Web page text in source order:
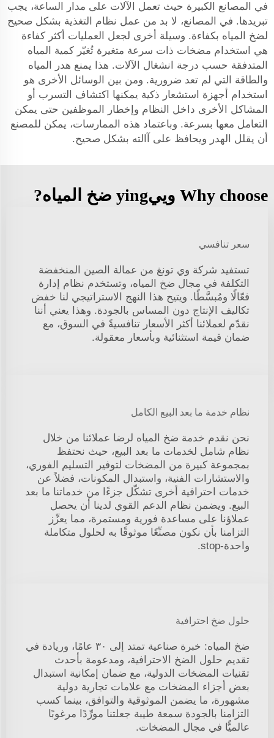
في المصانع الكبيرة حيث تعمل الآلات على مدار الساعة، يجب
تبريدها. في المصانع، لا بد من عمل نظام التغذية بشكل صحيح
لضخ المياه بكفاءة. وسيلة أخرى لجعل العمليات أكثر كفاءة
هي استخدام مضخات ذات سرعة متغيرة تُغيّر كمية المياه
المتدفقة حسب درجة انشغال الآلات. هذا يمنع هدر المياه
والطاقة التي لم تعد ضرورية. ومن بين الوسائل الأخرى هو
استخدام أجهزة استشعار ذكية يمكنها اكتشاف التسرب أو
المشاكل الأخرى داخل النظام وإخطار الموظفين حتى يمكن
التعامل معها بسرعة. وباعتماد هذه الممارسات، يمكن للمصنع
أن يقلل الهدر ويحافظ على آالته بشكل صحيح.
Why choose وييying ضخ المياه?
سعر تنافسي
تستفيد شركة وي تونغ من عمالة الصين المنخفضة
التكلفة في مجال ضخ المياه، وتستخدم نظام إدارة
فعّالًا ومُبسَّطًا. ويتيح هذا النهج الاستراتيجي لنا خفض
تكاليف الإنتاج دون المساس بالجودة. وهذا يعني أننا
نقدّم لعملائنا أكثر الأسعار تنافسيةً في السوق، مع
ضمان قيمة استثنائية وبأسعار معقولة.
نظام خدمة ما بعد البيع الكامل
نحن نقدم خدمة ضخ المياه لرضا عملائنا من خلال
نظام شامل لخدمات ما بعد البيع، حيث نحتفظ
بمجموعة كبيرة من المضخات لتوفير التسليم الفوري،
والاستشارات الفنية، واستبدال المكونات، فضلاً عن
خدمات احترافية أخرى تشكّل جزءًا من خدماتنا ما بعد
البيع. ويضمن نظام الدعم القوي لدينا أن يحصل
عملاؤنا على مساعدة فورية ومستمرة، مما يعزِّز
التزامنا بأن نكون مصنِّعًا موثوقًا به لحلول متكاملة
واحدة-stop.
حلول ضخ احترافية
ضخ المياه: خبرة صناعية تمتد إلى ٣٠ عامًا، وريادة في
تقديم حلول الضخ الاحترافية، ومدعومة بأحدث
تقنيات المضخات الدولية، مع ضمان إمكانية استبدال
بعض أجزاء المضخات مع علامات تجارية دولية
مشهورة، ما يضمن الموثوقية والتوافق، بينما كسب
التزامنا بالجودة سمعة طيبة جعلتنا مورِّدًا مرغوبًا
عالميًّا في مجال المضخات.